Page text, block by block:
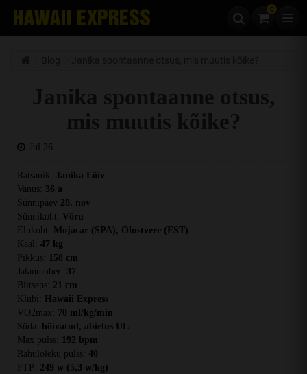
Skip to content 0
Jul 26
Ratsanik: Janika Lõiv
Vanus: 36 a
Sünnipäev 28. nov
Sünnikoht: Võru
Elukoht:
Mojacar (SPA), Olustvere (EST)
Kaal: 47 kg
Pikkus:
158 cm
Jalanumber: 37
Biitseps: 21 cm
Klubi:
Hawaii Express
VO2max: 70 ml/kg/min
Süda:
hõivatud, abielus UL
Max pulss:
192 bpm
Rahuloleku pulss: 40
FTP: 249 w (5,3 w/kg)